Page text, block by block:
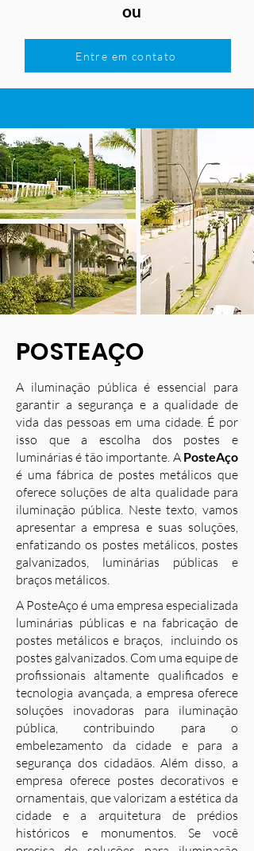
ou
Entre em contato
POSTEAÇO
A iluminação pública é essencial para
garantir a segurança e a qualidade de
vida das pessoas em uma cidade. É por
isso que a escolha dos postes e
luminárias é tão importante. A PosteAço
é uma fábrica de postes metálicos que
oferece soluções de alta qualidade para
iluminação pública. Neste texto, vamos
apresentar a empresa e suas soluções,
enfatizando os postes metálicos, postes
galvanizados, luminárias públicas e
braços metálicos.
A PosteAço é uma empresa especializada
luminárias públicas e na fabricação de
postes metálicos e braços, incluindo os
postes galvanizados. Com uma equipe de
profissionais altamente qualificados e
tecnologia avançada, a empresa oferece
soluções inovadoras para iluminação
pública, contribuindo para o
embelezamento da cidade e para a
segurança dos cidadãos. Além disso, a
empresa oferece postes decorativos e
ornamentais, que valorizam a estética da
cidade e a arquitetura de prédios
históricos e monumentos. Se você